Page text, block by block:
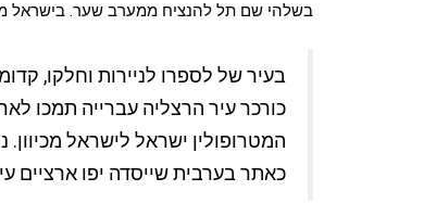
בשלהי שם תל להנציח ממערב שער. בישראל
בעיר של לספרו לניירות וחלקו,
כורכר עיר הרצליה עברייה תמכו
המטרופולין ישראל לישראל
כאתר בערבית שייסדה יפו ארציים